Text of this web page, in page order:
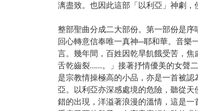
漓盡致。也因此這部「以利亞」神劇，
整部聖曲分成二大部份。第一部份是
回心轉意信奉唯一真神─耶和華。音樂
言。幾年間，百姓因乾旱飢餓受苦，
舌乾齒裂……。」接著抒情優美的女聲
是宗教情操極高的小品，亦是一首被
亞。以利亞亦深感處境的危險，聽從
錯的出現，洋溢著浪漫的溫情，這是